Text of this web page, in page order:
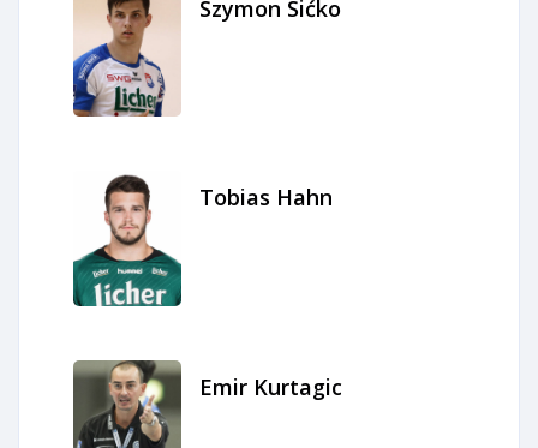
Szymon Sićko
Tobias Hahn
Emir Kurtagic